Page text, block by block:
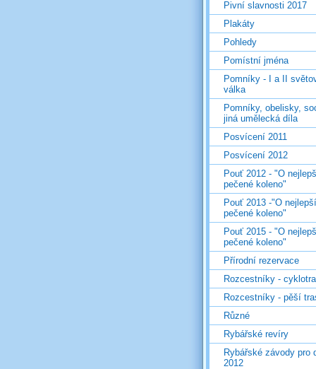
Pivní slavnosti 2017
Plakáty
Pohledy
Pomístní jména
Pomníky - I a II
válka
Pomníky, obelisky,
jiná umělecká díla
Posvícení 2011
Posvícení 2012
Pouť 2012 - "O
pečené koleno"
Pouť 2013 -"O nejlepší
pečené koleno"
Pouť 2015 - "O
pečené koleno"
Přírodní rezervace
Rozcestníky -
Rozcestníky - pěší
Různé
Rybářské revíry
Rybářské závody pro
2012